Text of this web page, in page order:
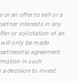
or an offer to sell or a
interests in any
or solicitation of an
only be made
agreement
in such
decision to invest.